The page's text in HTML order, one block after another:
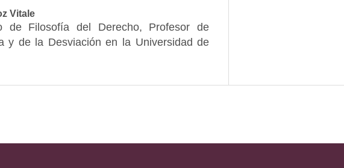
Vitale
de Filosofía del Derecho, Profesor de
y de la Desviación en la Universidad de